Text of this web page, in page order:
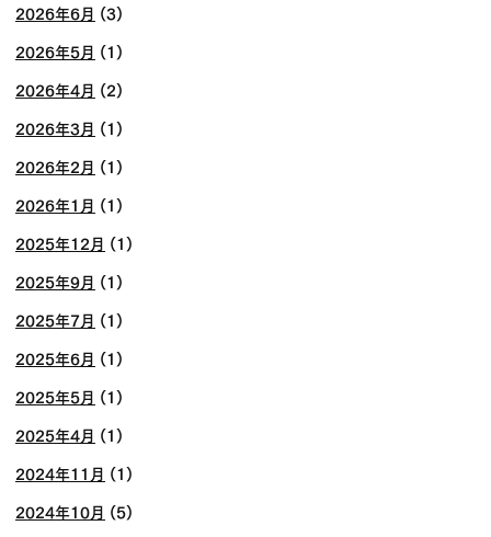
2026年6月 (3)
2026年5月 (1)
2026年4月 (2)
2026年3月 (1)
2026年2月 (1)
2026年1月 (1)
2025年12月 (1)
2025年9月 (1)
2025年7月 (1)
2025年6月 (1)
2025年5月 (1)
2025年4月 (1)
2024年11月 (1)
2024年10月 (5)